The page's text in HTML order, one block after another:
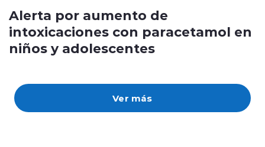
Ver más
Alerta por aumento de
intoxicaciones con paracetamol en
niños y adolescentes